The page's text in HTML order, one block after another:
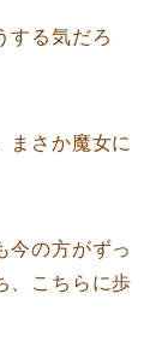
する気だろ
まさか魔女に
今の方がずっ
、こちらに歩